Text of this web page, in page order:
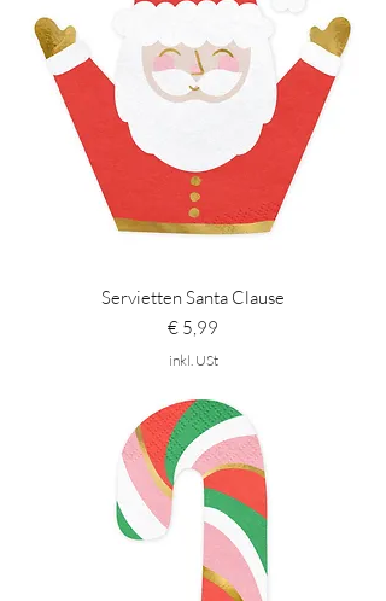
Servietten Santa Clause
Preis
€ 5,99
inkl. USt